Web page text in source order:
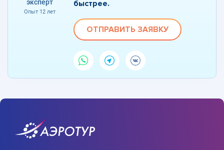
эксперт
Опыт 12 лет
быстрее.
ОТПРАВИТЬ ЗАЯВКУ